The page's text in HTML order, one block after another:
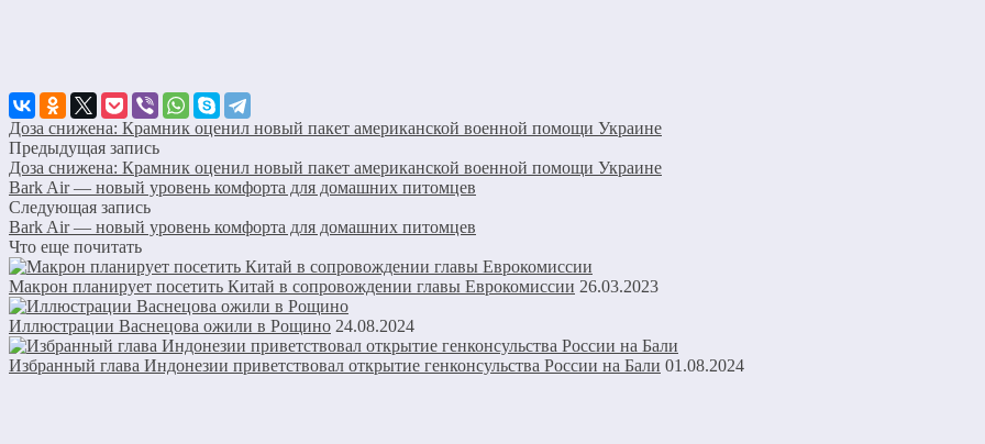
Доза снижена: Крамник оценил новый пакет американской военной помощи Украине
Предыдущая запись
Доза снижена: Крамник оценил новый пакет американской военной помощи Украине
Bark Air — новый уровень комфорта для домашних питомцев
Следующая запись
Bark Air — новый уровень комфорта для домашних питомцев
Что еще почитать
Макрон планирует посетить Китай в сопровождении главы Еврокомиссии 26.03.2023
Иллюстрации Васнецова ожили в Рощино 24.08.2024
Избранный глава Индонезии приветствовал открытие генконсульства России на Бали 01.08.2024